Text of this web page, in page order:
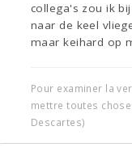
collega's zou ik
naar de keel
maar keihard op
Pour examiner la
mettre toutes
Descartes)